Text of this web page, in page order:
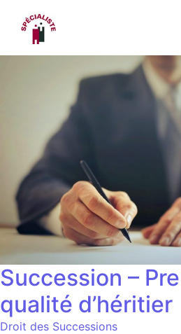
Succession –
qualité d’héritier
Droit des Successions